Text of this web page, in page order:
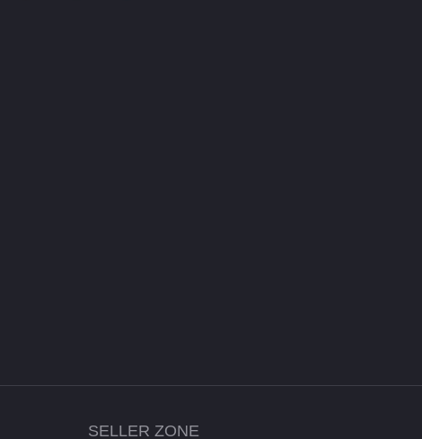
SELLER ZONE